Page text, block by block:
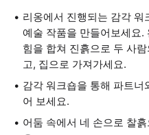
리옹에서 진행되는 감각
예술 작품을 만들어보세요.
힘을 합쳐 진흙으로 두 사
고, 집으로 가져가세요.
감각 워크숍을 통해 파트
어 보세요.
어둠 속에서 네 손으로 찰